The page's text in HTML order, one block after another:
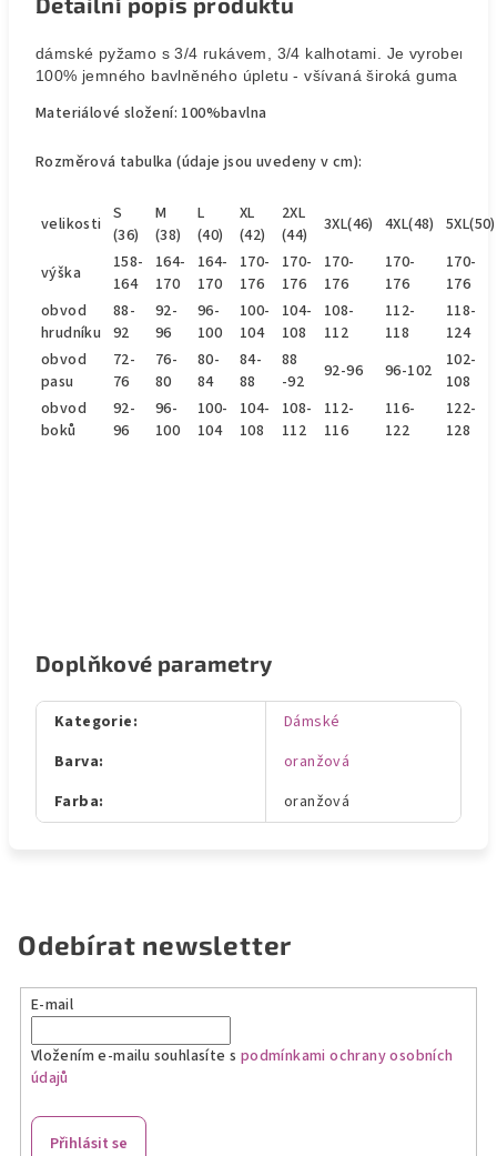
dámské pyžamo s 3/4 rukávem, 3/4 kalhotami. Je vyrobeno
100% jemného bavlněného úpletu - všívaná široká guma v
Materiálové složení: 100%bavlna
Rozměrová tabulka (údaje jsou uvedeny v cm):
velikosti S
(36)
M
(38)
L
(40)
XL
(42)
2XL
(44)
3XL(46) 4XL(48) 5XL(50)
výška
158-
164
164-
170
164-
170
170-
176
170-
176
170-
176
170-
176
170-
176
obvod
hrudníku
88-
92
92-
96
96-
100
100-
104
104-
108
108-
112
112-
118
118-
124
obvod
pasu
72-
76
76-
80
80-
84
84-
88
88
-92
92-96 96-102
102-
108
obvod
boků
92-
96
96-
100
100-
104
104-
108
108-
112
112-
116
116-
122
122-
128
Doplňkové parametry
Kategorie:
Dámské
Barva:
oranžová
Farba: oranžová
Odebírat newsletter
E-mail
Vložením e-mailu souhlasíte s podmínkami ochrany osobních
údajů
Přihlásit se